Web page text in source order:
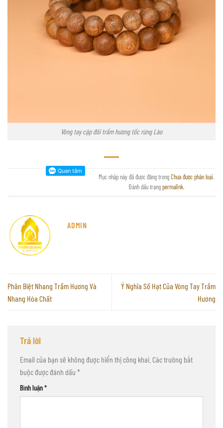
Vòng tay cặp đôi trầm hương tốc rừng Lào
Mục nhập này đã được đăng trongChưa được phân loại.
Đánh dấu trangpermalink.
ADMIN
Phân Biệt Nhang Trầm Hương Và
Nhang Hóa Chất
Ý Nghĩa Số Hạt Của Vòng Tay Trầm
Hương
Trả lời
Email của bạn sẽ không được hiển thị công khai. Các trường bắt
buộc được đánh dấu *
Bình luận*